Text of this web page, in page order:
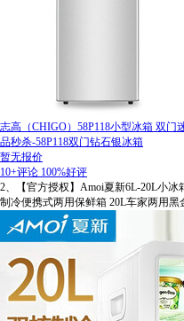
志高（CHIGO）58P118小型冰箱 双
品秒杀-58P118双门钻石银冰箱
暂无报价
10+评论 100%好评
2、【官方授权】Amoi夏新6L-20L小
制冷便携式两用保鲜箱 20L车家两用黑